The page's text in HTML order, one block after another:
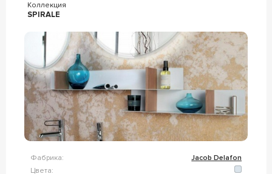
Коллекция
SPIRALE
Фабрика:
Jacob Delafon
Цвета: